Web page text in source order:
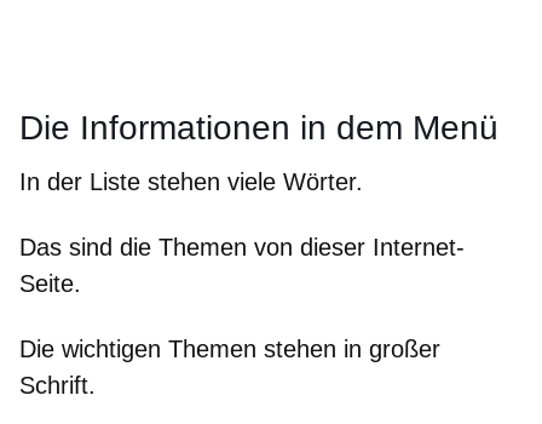
Die Informationen in dem Menü
In der Liste stehen viele Wörter.
Das sind die Themen von dieser Internet-
Seite.
Die wichtigen Themen stehen in großer
Schrift.